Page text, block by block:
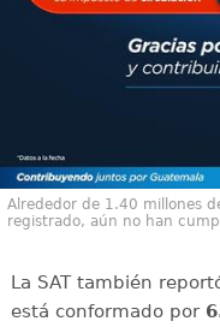
Alrededor de 1.40 millones
registrado, aún no han
La SAT también
está conformado por